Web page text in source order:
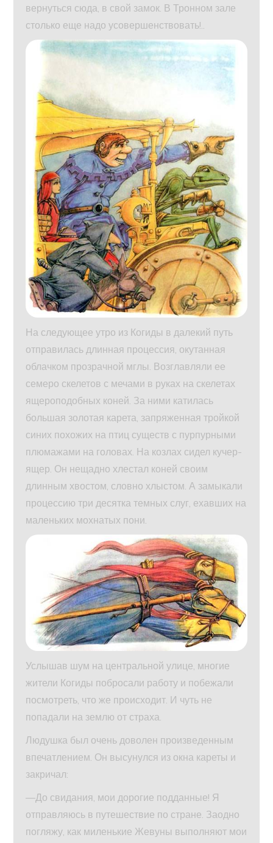
вернуться сюда, в свой замок. В Тронном зале
столько еще надо усовершенствовать!..
На следующее утро из Когиды в далекий путь
отправилась длинная процессия, окутанная
облачком прозрачной мглы. Возглавляли ее
семеро скелетов с мечами в руках на скелетах
ящероподобных коней. За ними катилась
большая золотая карета, запряженная тройкой
синих похожих на птиц существ с пурпурными
плюмажами на головах. На козлах сидел кучер-
ящер. Он нещадно хлестал коней своим
длинным хвостом, словно хлыстом. А замыкали
процессию три десятка темных слуг, ехавших на
маленьких мохнатых пони.
Услышав шум на центральной улице, многие
жители Когиды побросали работу и побежали
посмотреть, что же происходит. И чуть не
попадали на землю от страха.
Людушка был очень доволен произведенным
впечатлением. Он высунулся из окна кареты и
закричал:
—До свидания, мои дорогие подданные! Я
отправляюсь в путешествие по стране. Заодно
погляжу, как миленькие Жевуны выполняют мои